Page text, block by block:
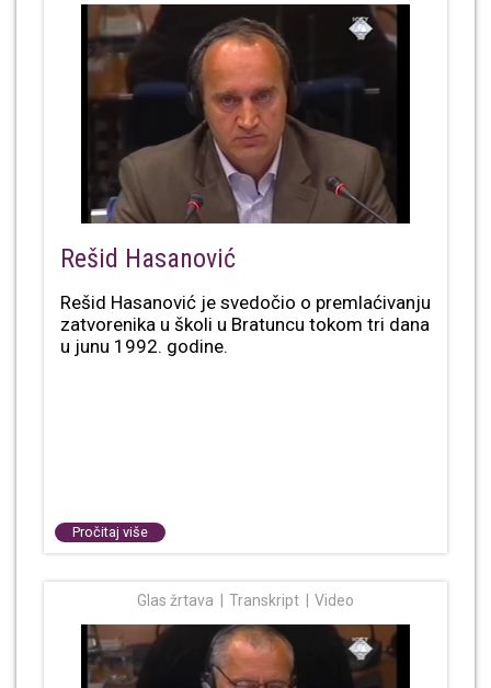
Rešid Hasanović
Rešid Hasanović je svedočio o premlaćivanju
zatvorenika u školi u Bratuncu tokom tri dana
u junu 1992. godine.
Pročitaj više
Glas žrtava Transkript Video